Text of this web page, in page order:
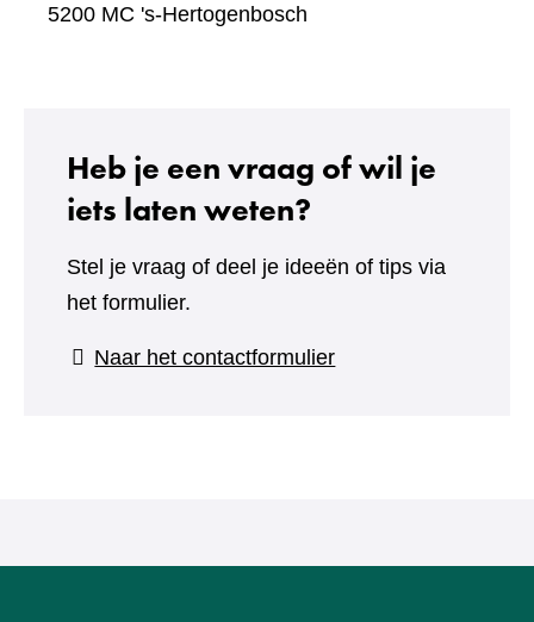
5200 MC 's-Hertogenbosch
Heb je een vraag of wil je
iets laten weten?
Stel je vraag of deel je ideeën of tips via
het formulier.
Naar het contactformulier(verwijst